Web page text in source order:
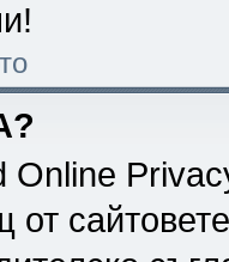
Online
от